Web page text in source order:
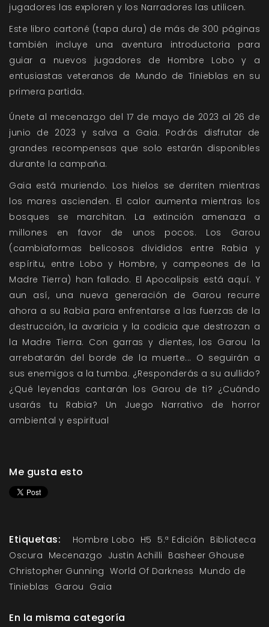
jugadores las exploren y los Narradores las utilicen.
Este libro cartoné (tapa dura) de más de 300 páginas
también incluye una aventura introductoria para
guiar a nuevos jugadores de Hombre Lobo y a
entusiastas veteranos de Mundo de Tinieblas en su
primera partida.
Únete al mecenazgo del 17 de mayo de 2023 al 26 de
junio de 2023 y salva a Gaia. Podrás disfrutar de
grandes recompensas que solo estarán disponibles
durante la campaña.
Gaia está muriendo. Los hielos se derriten mientras
los mares ascienden. El calor aumenta mientras los
bosques se marchitan. La extinción amenaza a
millones en favor de unos pocos. Los Garou
(cambiaformas belicosos divididos entre Rabia y
espíritu, entre Lobo y Hombre, y campeones de la
Madre Tierra) han fallado. El Apocalipsis está aquí. Y
aun así, una nueva generación de Garou recurre
ahora a su Rabia para enfrentarse a las fuerzas de la
destrucción, la avaricia y la codicia que destrozan a
la Madre Tierra. Con garras y dientes, los Garou la
arrebatarán del borde de la muerte... O seguirán a
sus enemigos a la tumba. ¿Responderás a su aullido?
¿Qué leyendas cantarán los Garou de ti? ¿Cuándo
usarás tu Rabia? Un Juego Narrativo de horror
ambiental y espiritual
Me gusta esto
Etiquetas: Hombre Lobo H5 5.ª Edición Biblioteca
Oscura Mecenazgo Justin Achilli Basheer Ghouse
Christopher Gunning World Of Darkness Mundo de
Tinieblas Garou Gaia
En la misma categoría